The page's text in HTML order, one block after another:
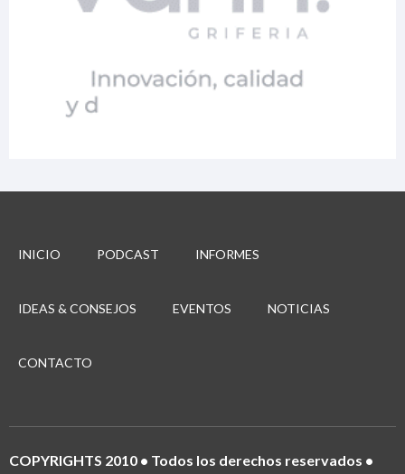
INICIO PODCAST INFORMES
IDEAS & CONSEJOS EVENTOS NOTICIAS
CONTACTO
COPYRIGHTS 2010 • Todos los derechos reservados •